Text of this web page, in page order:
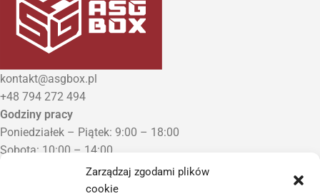
Zarządzaj zgodami plików
cookie
kontakt@asgbox.pl
+48 794 272 494
Godziny pracy
Poniedziałek – Piątek: 9:00 – 18:00
Sobota: 10:00 – 14:00
Niedziela: Zamknięte
Punkt Odbioru zamówień